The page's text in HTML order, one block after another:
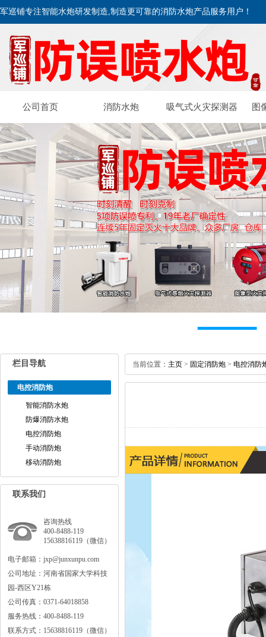
军巡铺专注智能水炮研发制造,制造更可靠的消防水炮产品服务用户！
公司首页 消防水炮 吸气式火灾探测器 图
栏目导航
电控消防炮
智能消防水炮
防爆消防水炮
电控消防炮
手动消防炮
移动消防炮
联系我们
咨询热线
400-8488-119
15638816119（微信）
电子邮箱：jxp@junxunpu.com
公司地址：河南省国家大学科技
园-西区Y21栋
公司传真：0371-64018858
服务热线：400-8488-119
联系方式：15638816119（微信）
当前位置： 主页 > 固定消防炮 > 电控消防